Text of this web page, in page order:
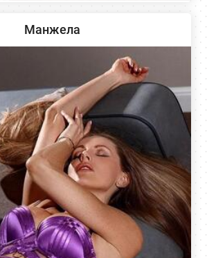
Манжела